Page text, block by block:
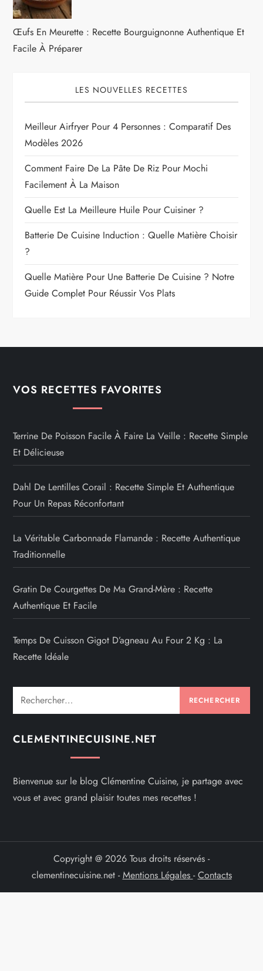
Œufs En Meurette : Recette Bourguignonne Authentique Et
Facile À Préparer
LES NOUVELLES RECETTES
Meilleur Airfryer Pour 4 Personnes : Comparatif Des
Modèles 2026
Comment Faire De La Pâte De Riz Pour Mochi
Facilement À La Maison
Quelle Est La Meilleure Huile Pour Cuisiner ?
Batterie De Cuisine Induction : Quelle Matière Choisir
?
Quelle Matière Pour Une Batterie De Cuisine ? Notre
Guide Complet Pour Réussir Vos Plats
VOS RECETTES FAVORITES
Terrine De Poisson Facile À Faire La Veille : Recette Simple
Et Délicieuse
Dahl De Lentilles Corail : Recette Simple Et Authentique
Pour Un Repas Réconfortant
La Véritable Carbonnade Flamande : Recette Authentique
Traditionnelle
Gratin De Courgettes De Ma Grand-Mère : Recette
Authentique Et Facile
Temps De Cuisson Gigot D’agneau Au Four 2 Kg : La
Recette Idéale
Rechercher :
CLEMENTINECUISINE.NET
Bienvenue sur le blog Clémentine Cuisine, je partage avec
vous et avec grand plaisir toutes mes recettes !
Copyright @ 2026 Tous droits réservés -
clementinecuisine.net -Mentions Légales -Contacts